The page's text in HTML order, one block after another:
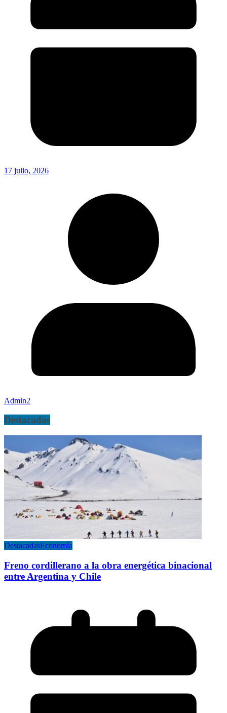
17 julio, 2026
Admin2
Destacadas
DestacadasEconomía
Freno cordillerano a la obra energética binacional
entre Argentina y Chile